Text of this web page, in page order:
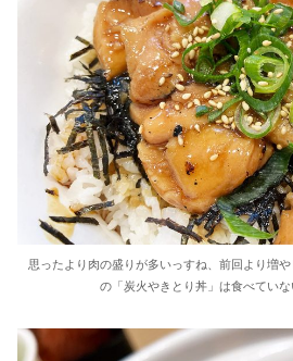
思ったより肉の盛りが多いっすね、前回より増
の「炭火やきとり丼」は食べていな